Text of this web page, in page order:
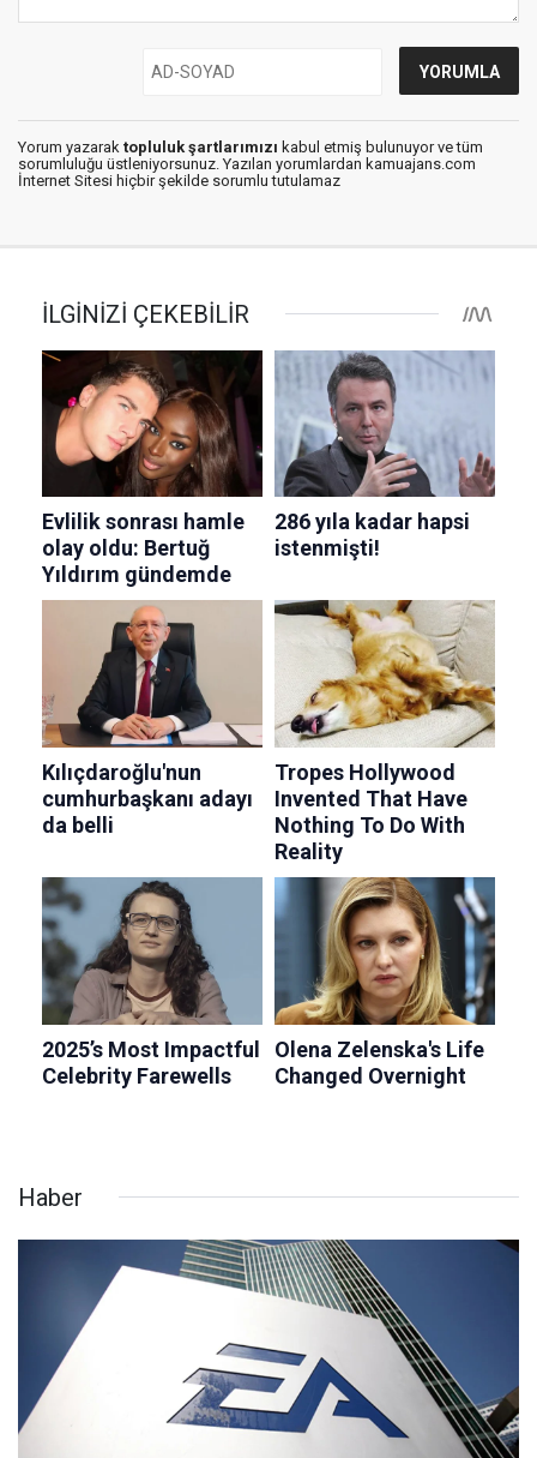
Yorum yazarak topluluk şartlarımızı kabul etmiş bulunuyor ve tüm
sorumluluğu üstleniyorsunuz. Yazılan yorumlardan kamuajans.com
İnternet Sitesi hiçbir şekilde sorumlu tutulamaz
Haber